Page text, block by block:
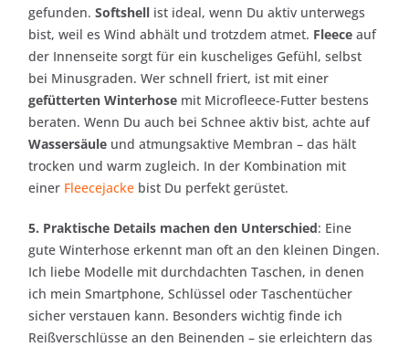
gefunden. Softshell ist ideal, wenn Du aktiv unterwegs
bist, weil es Wind abhält und trotzdem atmet. Fleece auf
der Innenseite sorgt für ein kuscheliges Gefühl, selbst
bei Minusgraden. Wer schnell friert, ist mit einer
gefütterten Winterhose mit Microfleece-Futter bestens
beraten. Wenn Du auch bei Schnee aktiv bist, achte auf
Wassersäule und atmungsaktive Membran – das hält
trocken und warm zugleich. In der Kombination mit
einer Fleecejacke bist Du perfekt gerüstet.
5. Praktische Details machen den Unterschied: Eine
gute Winterhose erkennt man oft an den kleinen Dingen.
Ich liebe Modelle mit durchdachten Taschen, in denen
ich mein Smartphone, Schlüssel oder Taschentücher
sicher verstauen kann. Besonders wichtig finde ich
Reißverschlüsse an den Beinenden – sie erleichtern das